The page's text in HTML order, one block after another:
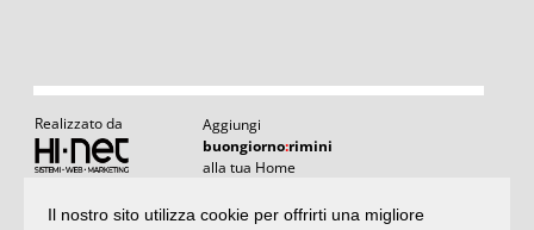
Realizzato da
Aggiungi
buongiorno:rimini
alla tua Home
Il nostro sito utilizza cookie per offrirti una migliore